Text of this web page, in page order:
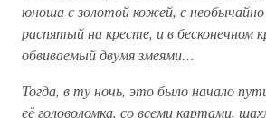
юноша с золотой кожей, с
распятый на кресте, и в бесконечном
обвиваемый двумя змеями…
Тогда, в ту ночь, это было начало
её головоломка, со всеми картами,